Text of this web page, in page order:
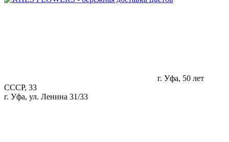
г. Уфа, 50 лет
СССР, 33
г. Уфа, ул. Ленина 31/33